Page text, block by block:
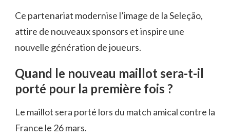
Ce partenariat modernise l’image de la Seleção,
attire de nouveaux sponsors et inspire une
nouvelle génération de joueurs.
Quand le nouveau maillot sera-t-il
porté pour la première fois ?
Le maillot sera porté lors du match amical contre la
France le 26 mars.